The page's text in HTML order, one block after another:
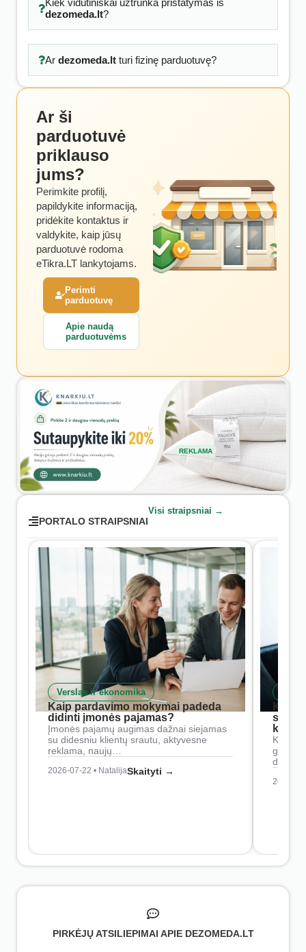
Kiek vidutiniškai užtrunka pristatymas iš
dezomeda.lt?
Ar dezomeda.ltturi fizinę parduotuvę?
Ar ši
parduotuvė
priklauso
jums?
Perimkite profilį,
papildykite informaciją,
pridėkite kontaktus ir
valdykite, kaip jūsų
parduotuvė rodoma
eTikra.LT lankytojams.
Perimti
parduotuvę
Apie naudą
parduotuvėms
REKLAMA
PORTALO STRAIPSNIAI
Visi straipsniai →
Verslas ir ekonomika
Kaip pardavimo mokymai padeda
didinti įmonės pajamas?
Įmonės pajamų augimas dažnai siejamas
su didesniu klientų srautu, aktyvesne
reklama, naujų…
2026-07-22 • NatalijaSkaityti →
Kaip
2026-
PIRKĖJŲ ATSILIEPIMAI APIE DEZOMEDA.LT